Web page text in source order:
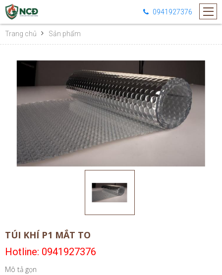
0941927376
Trang chủ Sản phẩm
TÚI KHÍ P1 MẮT TO
Hotline: 0941927376
Mô tả gọn